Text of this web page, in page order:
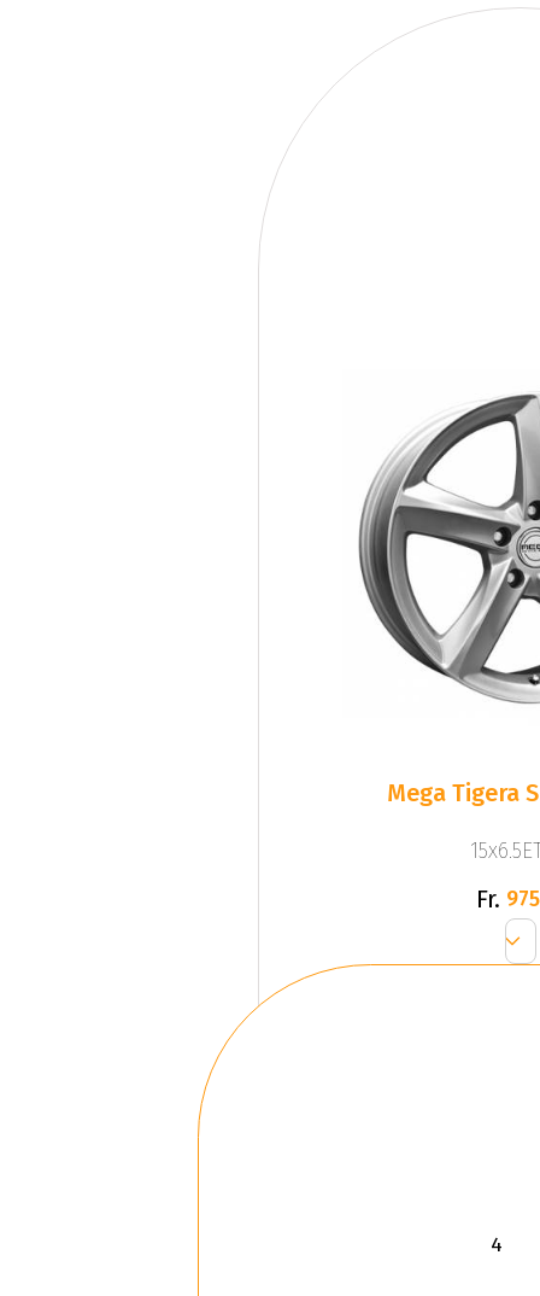
Mega Tigera
Fr.